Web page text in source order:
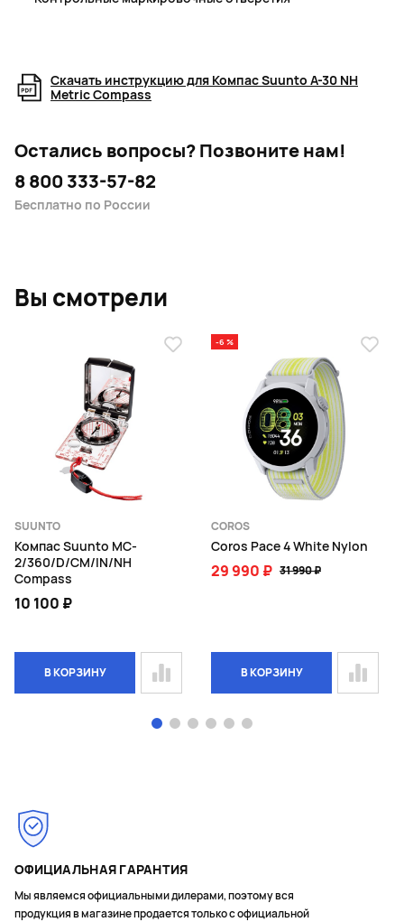
Скачать инструкцию для Компас Suunto A-30 NH
Metric Compass
Остались вопросы?Позвоните нам!
8 800 333-57-82
Бесплатно по России
Вы смотрели
SUUNTO
Компас Suunto MC-
2/360/D/CM/IN/NH
Compass
10 100 ₽
В КОРЗИНУ
-6 %
COROS
Coros Pace 4 White Nylon
29 990 ₽ 31 990 ₽
В КОРЗИНУ
ОФИЦИАЛЬНАЯ ГАРАНТИЯ
Мы являемся официальными дилерами, поэтому вся
продукция в магазине продается только с официальной